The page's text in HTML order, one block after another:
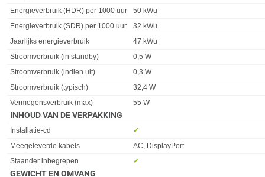
Energieverbruik (HDR) per 1000 uur
50 kWu
Energieverbruik (SDR) per 1000 uur
32 kWu
Jaarlijks energieverbruik
47 kWu
Stroomverbruik (in standby)
0,5 W
Stroomverbruik (indien uit)
0,3 W
Stroomverbruik (typisch)
32,4 W
Vermogensverbruik (max)
55 W
INHOUD VAN DE VERPAKKING
Eigenschap
Installatie-cd
✓︎
Meegeleverde kabels
AC, DisplayPort
Staander inbegrepen
✓︎
GEWICHT EN OMVANG